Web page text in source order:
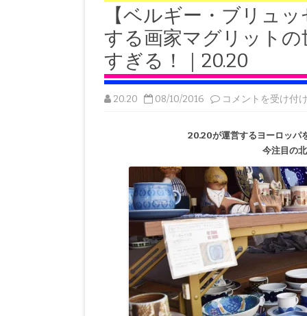
ベルギー
オーストリア
スペイン
スウェーデン
フィンランド
東欧 バルト三国
チェコ
ポーランド
アート
【ベルギー・ブリュ
する画家マグリット
すぎる！｜20.20
20.20 08/10/2016
【ベ
ブ
ッ
セ
ル】
シ
ュ
ル
レ
ア
リ
ス
ム
を
代
表
す
る
コメントを受け付
20.20が運営するヨーロッパ
今注目の